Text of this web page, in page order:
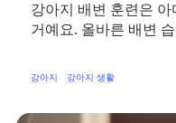
강아지 강아지 생활
강아지 배변 훈련은
거예요. 올바른 배변